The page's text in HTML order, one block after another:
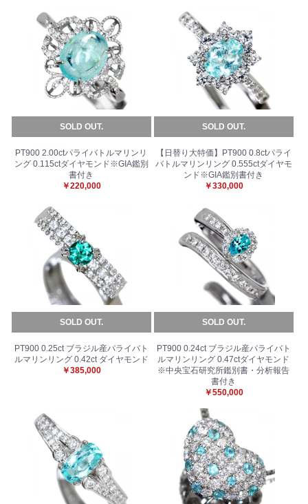
SOLD OUT.
PT900 2.00ctパライバトルマリンリ
ング 0.115ctダイヤモンド※GIA鑑別
書付き
￥220,000
SOLD OUT.
【日替り大特価】PT900 0.8ctパライ
バトルマリンリング 0.555ctダイヤモ
ンド※GIA鑑別書付き
￥330,000
SOLD OUT.
PT900 0.25ct ブラジル産パライバト
ルマリンリング 0.42ct ダイヤモンド
￥385,000
SOLD OUT.
PT900 0.24ct ブラジル産パライバト
ルマリンリング 0.47ctダイヤモンド
※中央宝石研究所鑑別書・分析報告
書付き
￥550,000